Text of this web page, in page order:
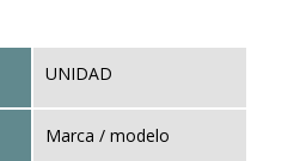
UNIDAD
Marca / modelo